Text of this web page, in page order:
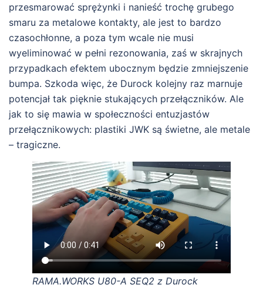
przesmarować sprężynki i nanieść trochę grubego
smaru za metalowe kontakty, ale jest to bardzo
czasochłonne, a poza tym wcale nie musi
wyeliminować w pełni rezonowania, zaś w skrajnych
przypadkach efektem ubocznym będzie zmniejszenie
bumpa. Szkoda więc, że Durock kolejny raz marnuje
potencjał tak pięknie stukających przełączników. Ale
jak to się mawia w społeczności entuzjastów
przełącznikowych: plastiki JWK są świetne, ale metale
– tragiczne.
RAMA.WORKS U80-A SEQ2 z Durock